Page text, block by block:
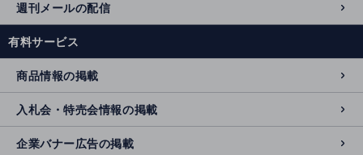
週刊メールの配信
有料サービス
商品情報の掲載
入札会・特売会情報の掲載
企業バナー広告の掲載